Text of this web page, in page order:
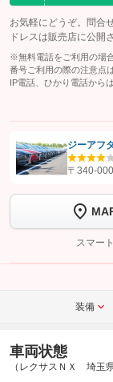
お気軽にどうぞ。問合
ドレスは販売店に公開
※無料電話をご利用の場
番号ご利用の際の注意点
IP電話、ひかり電話から
【STEP1】
認証画面
トーク画面
完了してく
ジーアフ
〒340-
スマー
装備
車両状態
（レクサスＮＸ 埼玉県